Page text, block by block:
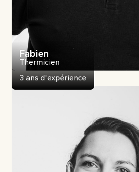
Fabien
Thermicien
3 ans d'expérience